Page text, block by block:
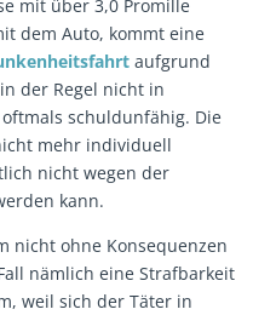
mit über 3,0 Promille
dem Auto, kommt eine
aufgrund
der Regel nicht in
schuldunfähig. Die
mehr individuell
nicht wegen der
kann.
nicht ohne Konsequenzen
nämlich eine Strafbarkeit
weil sich der Täter in